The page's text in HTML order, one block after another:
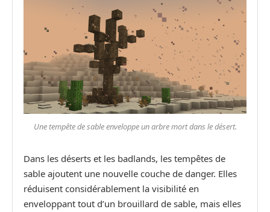
Une tempête de sable enveloppe un arbre mort dans le désert.
Dans les déserts et les badlands, les tempêtes de
sable ajoutent une nouvelle couche de danger. Elles
réduisent considérablement la visibilité en
enveloppant tout d’un brouillard de sable, mais elles